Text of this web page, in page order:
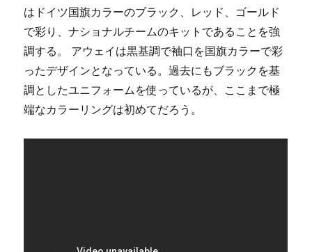
はドイツ国旗カラーのブラック、レッド、ゴールド
で彩り、ナショナルチームのキットであることを強
調する。 アウェイは黒基調で袖口を国旗カラーで彩
ったデザインとなっている。過去にもブラックを基
調としたユニフォームを使っているが、ここまで極
端なカラーリングは初めてだろう。